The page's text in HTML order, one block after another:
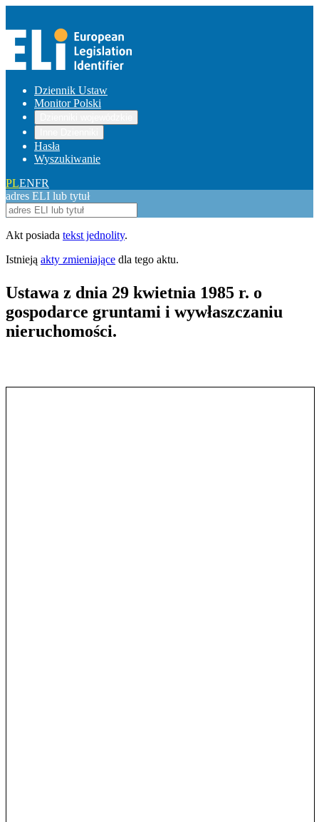
Dziennik Ustaw
Monitor Polski
Hasła
Wyszukiwanie
PLENFR
adres ELI lub tytuł
Akt posiada tekst jednolity.
Istnieją akty zmieniające dla tego aktu.
Ustawa z dnia 29 kwietnia 1985 r. o
gospodarce gruntami i wywłaszczaniu
nieruchomości.